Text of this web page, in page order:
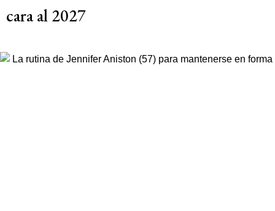
cara al 2027